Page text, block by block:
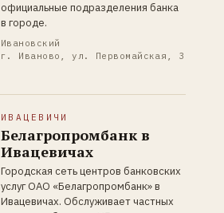
официальные подразделения банка
в городе.
Ивановский
г. Иваново, ул. Первомайская, 3
ИВАЦЕВИЧИ
Белагропромбанк в
Ивацевичах
Городская сеть центров банковских
услуг ОАО «Белагропромбанк» в
Ивацевичах. Обслуживает частных